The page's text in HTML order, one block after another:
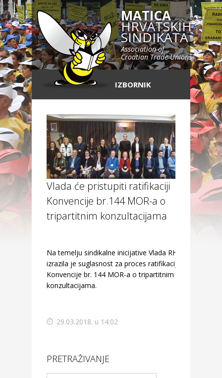
MATICA
HRVATSKIH
SINDIKATA
Association of
Croatian Trade Unions
IZBORNIK
Vlada će pristupiti ratifikaciji
Konvencije br.144 MOR-a o
tripartitnim konzultacijama
Na temelju sindikalne inicijative Vlada RH
izrazila je suglasnost za proces ratifikacije
Konvencije br. 144 MOR-a o tripartitnim
konzultacijama.
29.03.2018. u 14:02
PRETRAŽIVANJE